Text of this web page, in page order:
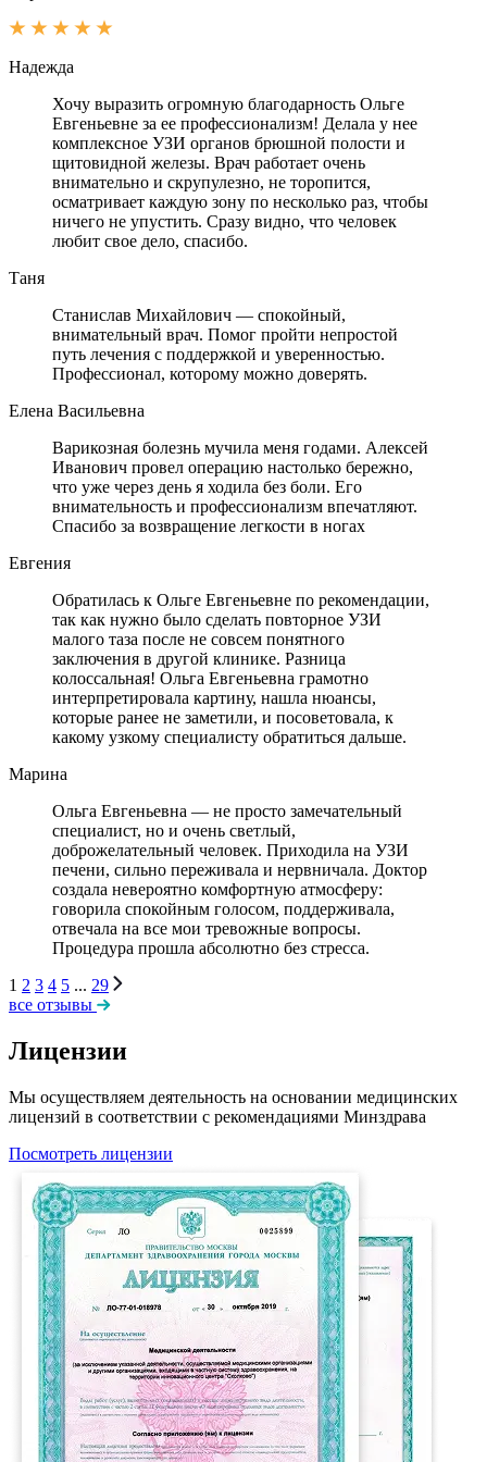
Надежда
Хочу выразить огромную благодарность Ольге
Евгеньевне за ее профессионализм! Делала у нее
комплексное УЗИ органов брюшной полости и
щитовидной железы. Врач работает очень
внимательно и скрупулезно, не торопится,
осматривает каждую зону по несколько раз, чтобы
ничего не упустить. Сразу видно, что человек
любит свое дело, спасибо.
Таня
Станислав Михайлович — спокойный,
внимательный врач. Помог пройти непростой
путь лечения с поддержкой и уверенностью.
Профессионал, которому можно доверять.
Елена Васильевна
Варикозная болезнь мучила меня годами. Алексей
Иванович провел операцию настолько бережно,
что уже через день я ходила без боли. Его
внимательность и профессионализм впечатляют.
Спасибо за возвращение легкости в ногах
Евгения
Обратилась к Ольге Евгеньевне по рекомендации,
так как нужно было сделать повторное УЗИ
малого таза после не совсем понятного
заключения в другой клинике. Разница
колоссальная! Ольга Евгеньевна грамотно
интерпретировала картину, нашла нюансы,
которые ранее не заметили, и посоветовала, к
какому узкому специалисту обратиться дальше.
Марина
Ольга Евгеньевна — не просто замечательный
специалист, но и очень светлый,
доброжелательный человек. Приходила на УЗИ
печени, сильно переживала и нервничала. Доктор
создала невероятно комфортную атмосферу:
говорила спокойным голосом, поддерживала,
отвечала на все мои тревожные вопросы.
Процедура прошла абсолютно без стресса.
1 2 3 4 5 ... 29
все отзывы
Лицензии
Мы осуществляем деятельность на основании медицинских
лицензий в соответствии с рекомендациями Минздрава
Посмотреть лицензии